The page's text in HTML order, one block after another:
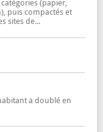
(papier,
puis compactés et
sites de...
a doublé en